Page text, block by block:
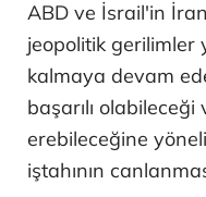
ABD ve İsrail'in
jeopolitik gerilimler
kalmaya devam
başarılı olabileceği
erebileceğine
iştahının